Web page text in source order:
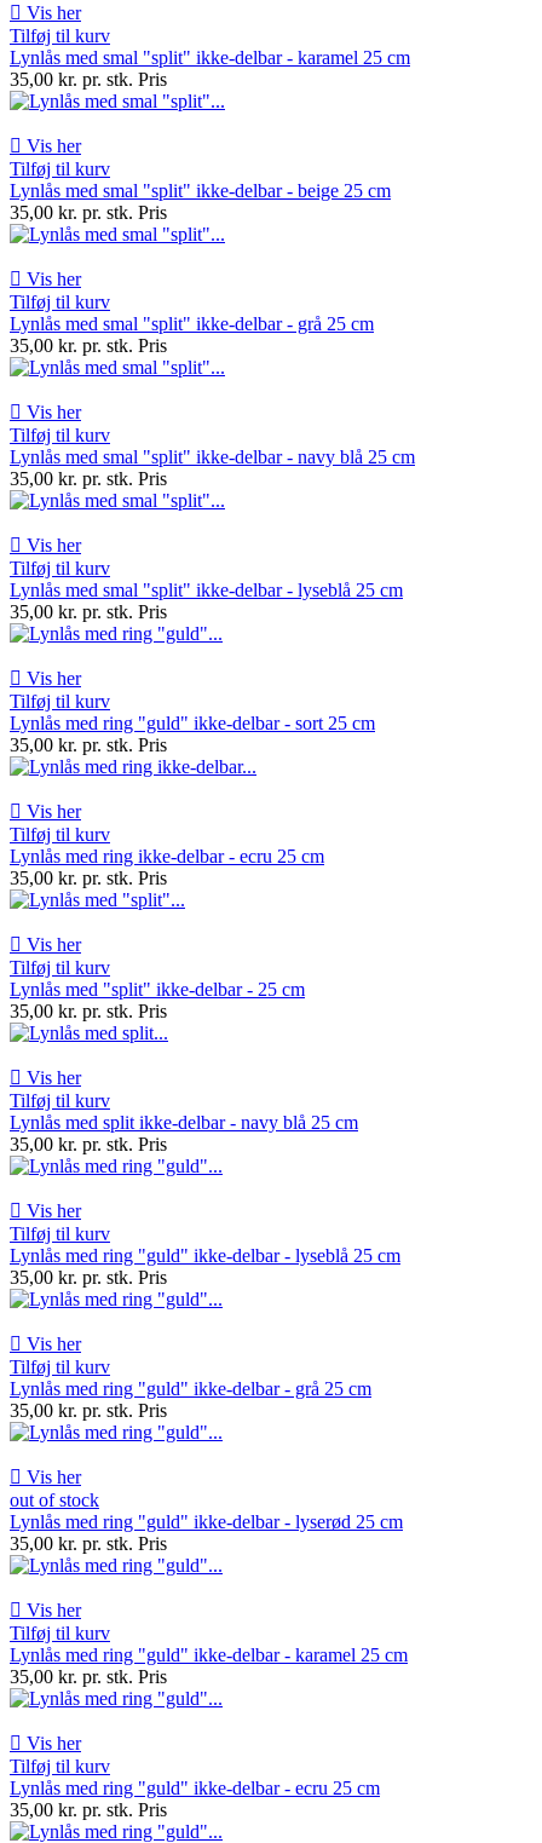
 Vis her
Tilføj til kurv
Lynlås med smal "split" ikke-delbar - karamel 25 cm
35,00 kr. pr. stk. Pris
 Vis her
Tilføj til kurv
Lynlås med smal "split" ikke-delbar - beige 25 cm
35,00 kr. pr. stk. Pris
 Vis her
Tilføj til kurv
Lynlås med smal "split" ikke-delbar - grå 25 cm
35,00 kr. pr. stk. Pris
 Vis her
Tilføj til kurv
Lynlås med smal "split" ikke-delbar - navy blå 25 cm
35,00 kr. pr. stk. Pris
 Vis her
Tilføj til kurv
Lynlås med smal "split" ikke-delbar - lyseblå 25 cm
35,00 kr. pr. stk. Pris
 Vis her
Tilføj til kurv
Lynlås med ring "guld" ikke-delbar - sort 25 cm
35,00 kr. pr. stk. Pris
 Vis her
Tilføj til kurv
Lynlås med ring ikke-delbar - ecru 25 cm
35,00 kr. pr. stk. Pris
 Vis her
Tilføj til kurv
Lynlås med "split" ikke-delbar - 25 cm
35,00 kr. pr. stk. Pris
 Vis her
Tilføj til kurv
Lynlås med split ikke-delbar - navy blå 25 cm
35,00 kr. pr. stk. Pris
 Vis her
Tilføj til kurv
Lynlås med ring "guld" ikke-delbar - lyseblå 25 cm
35,00 kr. pr. stk. Pris
 Vis her
Tilføj til kurv
Lynlås med ring "guld" ikke-delbar - grå 25 cm
35,00 kr. pr. stk. Pris
 Vis her
out of stock
Lynlås med ring "guld" ikke-delbar - lyserød 25 cm
35,00 kr. pr. stk. Pris
 Vis her
Tilføj til kurv
Lynlås med ring "guld" ikke-delbar - karamel 25 cm
35,00 kr. pr. stk. Pris
 Vis her
Tilføj til kurv
Lynlås med ring "guld" ikke-delbar - ecru 25 cm
35,00 kr. pr. stk. Pris